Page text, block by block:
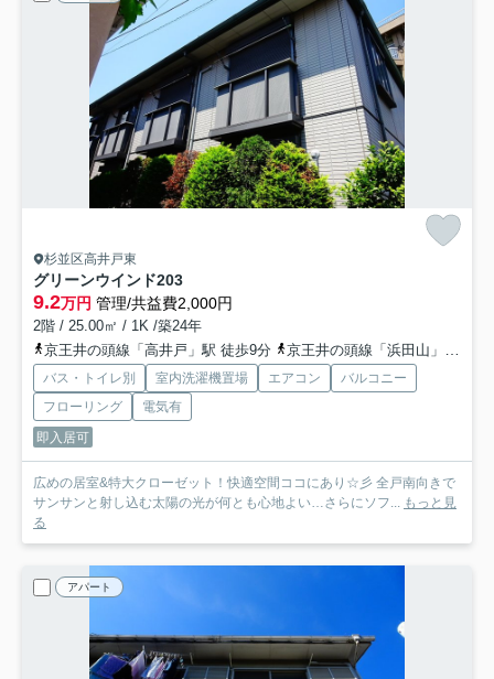
杉並区高井戸東
グリーンウインド203
9.2万円 管理/共益費2,000円
2階 / 25.00㎡ / 1K /築24年
京王井の頭線「高井戸」駅 徒歩9分
京王井の頭線「浜田山」駅 徒歩11分
バス・トイレ別 室内洗濯機置場 エアコン
バルコニー
フローリング
電気有
即入居可
広めの居室&特大クローゼット！快適空間ココにあり☆彡 全戸南向きで
サンサンと射し込む太陽の光が何とも心地よい…さらにソフ...
もっと見
る
アパート